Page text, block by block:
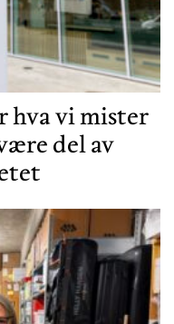
hva vi mister
del av